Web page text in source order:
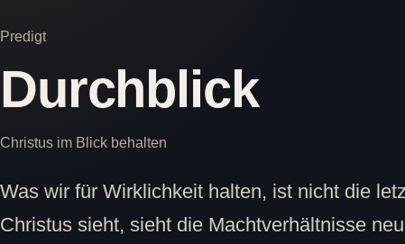
Predigt
Durchblick
Christus im Blick behalten
Was wir für Wirklichkeit halten, ist nicht die
Christus sieht, sieht die Machtverhältnisse